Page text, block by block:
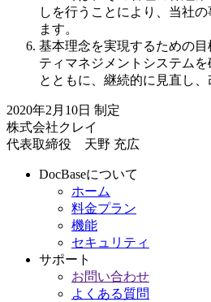
しを行うことにより、当社
ます。
基本理念を実現するための
ティマネジメントシステム
とともに、継続的に見直し、
2020年2月10日 制定
株式会社クレイ
代表取締役 天野 充広
DocBaseについて
ホーム
料金プラン
機能
セキュリティ
サポート
お問い合わせ
よくある質問